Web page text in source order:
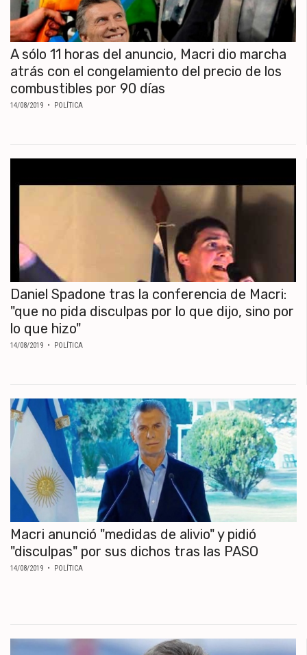
A sólo 11 horas del anuncio, Macri dio marcha
atrás con el congelamiento del precio de los
combustibles por 90 días
14/08/2019 • POLÍTICA
Daniel Spadone tras la conferencia de Macri:
"que no pida disculpas por lo que dijo, sino por
lo que hizo"
14/08/2019 • POLÍTICA
Macri anunció "medidas de alivio" y pidió
"disculpas" por sus dichos tras las PASO
14/08/2019 • POLÍTICA